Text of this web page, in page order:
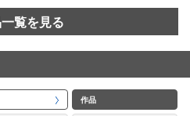
覧を見る
作品